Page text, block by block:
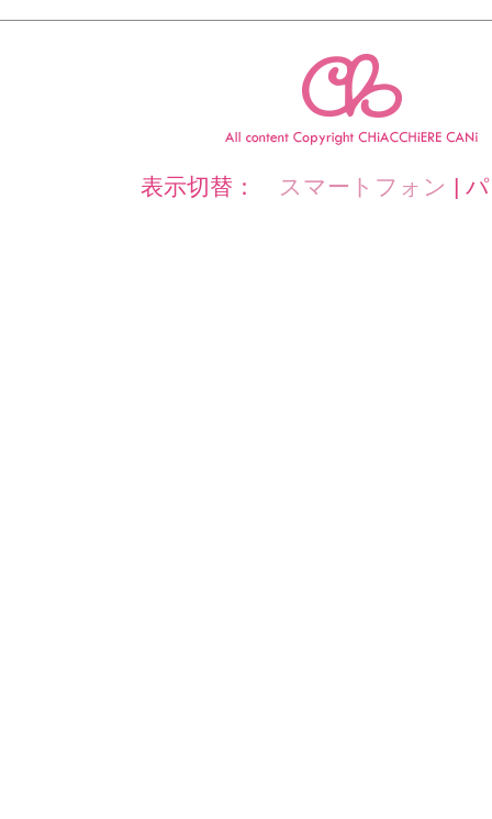
表示切替： スマートフォン |